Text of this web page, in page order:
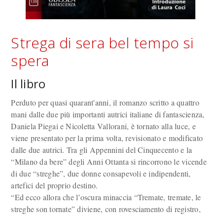
Strega di sera bel tempo si
spera
Il libro
Perduto per quasi quarant'anni, il romanzo scritto a quattro
mani dalle due più importanti autrici italiane di fantascienza,
Daniela Piegai e Nicoletta Vallorani, è tornato alla luce, e
viene presentato per la prima volta, revisionato e modificato
dalle due autrici. Tra gli Appennini del Cinquecento e la
“Milano da bere” degli Anni Ottanta si rincorrono le vicende
di due “streghe”, due donne consapevoli e indipendenti,
artefici del proprio destino.
“Ed ecco allora che l’oscura minaccia “Tremate, tremate, le
streghe son tornate” diviene, con rovesciamento di registro,